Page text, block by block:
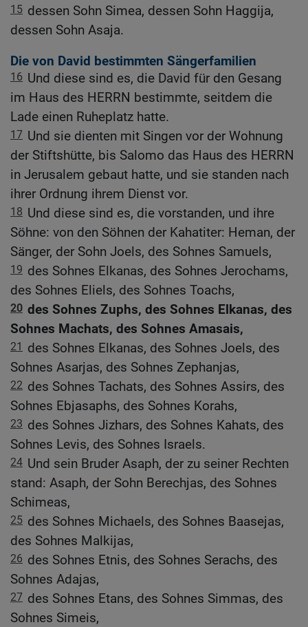
15 dessen Sohn Simea, dessen Sohn Haggija,
dessen Sohn Asaja.
Die von David bestimmten Sängerfamilien
16 Und diese sind es, die David für den Gesang
im Haus des HERRN bestimmte, seitdem die
Lade einen Ruheplatz hatte.
17 Und sie dienten mit Singen vor der Wohnung
der Stiftshütte, bis Salomo das Haus des HERRN
in Jerusalem gebaut hatte, und sie standen nach
ihrer Ordnung ihrem Dienst vor.
18 Und diese sind es, die vorstanden, und ihre
Söhne: von den Söhnen der Kahatiter: Heman, der
Sänger, der Sohn Joels, des Sohnes Samuels,
19 des Sohnes Elkanas, des Sohnes Jerochams,
des Sohnes Eliels, des Sohnes Toachs,
20 des Sohnes Zuphs, des Sohnes Elkanas, des
Sohnes Machats, des Sohnes Amasais,
21
des Sohnes Elkanas, des Sohnes Joels, des
Sohnes Asarjas, des Sohnes Zephanjas,
22 des Sohnes Tachats, des Sohnes Assirs, des
Sohnes Ebjasaphs, des Sohnes Korahs,
23 des Sohnes Jizhars, des Sohnes Kahats, des
Sohnes Levis, des Sohnes Israels.
24 Und sein Bruder Asaph, der zu seiner Rechten
stand: Asaph, der Sohn Berechjas, des Sohnes
Schimeas,
25 des Sohnes Michaels, des Sohnes Baasejas,
des Sohnes Malkijas,
26 des Sohnes Etnis, des Sohnes Serachs, des
Sohnes Adajas,
27 des Sohnes Etans, des Sohnes Simmas, des
Sohnes Simeis,